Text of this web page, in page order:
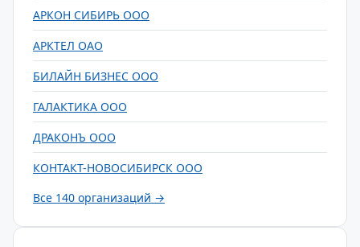
АРКОН СИБИРЬ ООО
АРКТЕЛ ОАО
БИЛАЙН БИЗНЕС ООО
ГАЛАКТИКА ООО
ДРАКОНЪ ООО
КОНТАКТ-НОВОСИБИРСК ООО
Все 140 организаций →